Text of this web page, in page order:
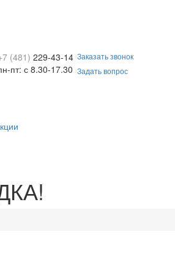
(481) 229-43-14
пт: с 8.30-17.30
Заказать звонок
Задать вопрос